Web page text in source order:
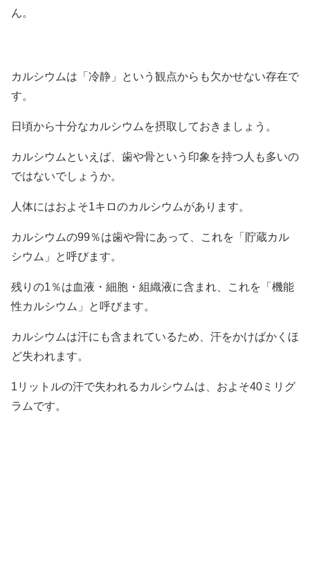
ん。
カルシウムは「冷静」という観点からも欠かせない存在で
す。
日頃から十分なカルシウムを摂取しておきましょう。
カルシウムといえば、歯や骨という印象を持つ人も多いの
ではないでしょうか。
人体にはおよそ1キロのカルシウムがあります。
カルシウムの99％は歯や骨にあって、これを「貯蔵カル
シウム」と呼びます。
残りの1％は血液・細胞・組織液に含まれ、これを「機能
性カルシウム」と呼びます。
カルシウムは汗にも含まれているため、汗をかけばかくほ
ど失われます。
1リットルの汗で失われるカルシウムは、およそ40ミリグ
ラムです。